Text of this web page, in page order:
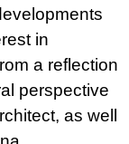
in
a reflection
perspective
as well